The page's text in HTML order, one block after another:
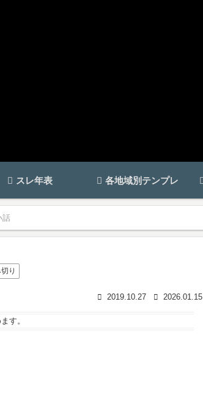
スレ年表 各地域別テンプレ
話
り
2019.10.27 2026.01.15
す。